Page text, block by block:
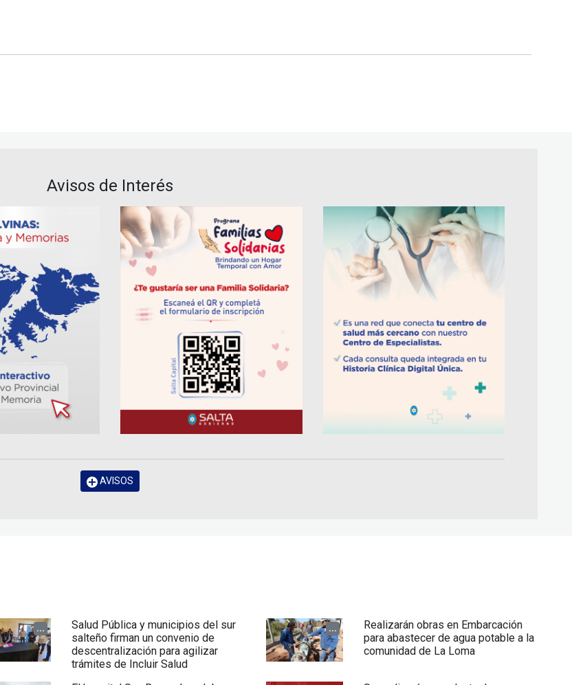
Avisos de Interés
AVISOS
...
Salud Pública y municipios del sur
salteño firman un convenio de
descentralización para agilizar
trámites de Incluir Salud
...
Realizarán obras en Embarcación
para abastecer de agua potable a la
comunidad de La Loma